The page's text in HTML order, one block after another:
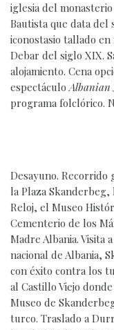
iglesia del
Bautista que data del
iconostasio tallado
Debar del siglo XIX.
alojamiento. Cena
espectáculoAlbanian
programa folclórico.
Desayuno. Recorrido
la Plaza
Reloj, el Museo
Cementerio de los
Madre Albania. Visita
nacional de Albania,
con éxito contra los
al Castillo Viejo
Museo de
turco. Traslado a